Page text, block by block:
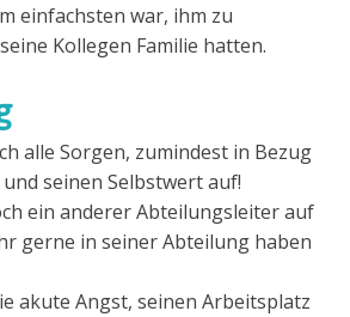
einfachsten war, ihm zu
Kollegen Familie hatten.
alle Sorgen, zumindest in Bezug
seinen Selbstwert auf!
ein anderer Abteilungsleiter auf
gerne in seiner Abteilung haben
akute Angst, seinen Arbeitsplatz